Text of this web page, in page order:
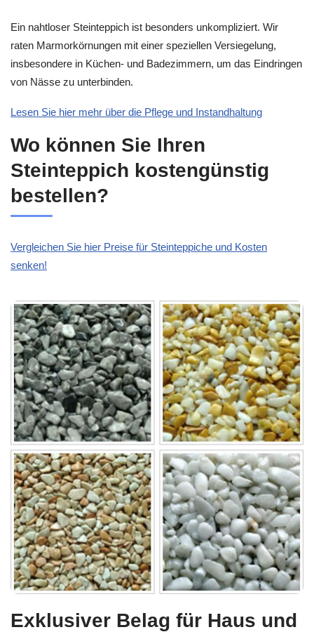
Ein nahtloser Steinteppich ist besonders unkompliziert. Wir
raten Marmorkörnungen mit einer speziellen Versiegelung,
insbesondere in Küchen- und Badezimmern, um das Eindringen
von Nässe zu unterbinden.
Lesen Sie hier mehr über die Pflege und Instandhaltung
Wo können Sie Ihren
Steinteppich kostengünstig
bestellen?
Vergleichen Sie hier Preise für Steinteppiche und Kosten
senken!
Exklusiver Belag für Haus und